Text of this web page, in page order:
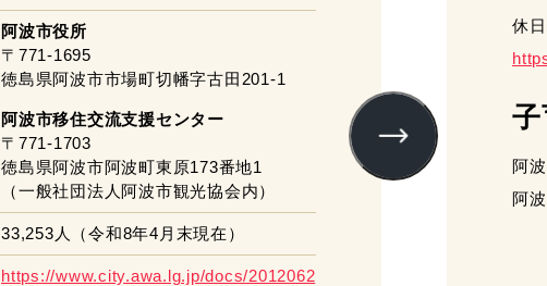
阿波市役所
〒771-1695
徳島県阿波市市場町切幡字古田201-1
阿波市移住交流支援センター
〒771-1703
徳島県阿波市阿波町東原173番地1
（一般社団法人阿波市観光協会内）
33,253人 （令和8年4月末現在）
https://www.city.awa.lg.jp/docs/2012062
休
阿
阿